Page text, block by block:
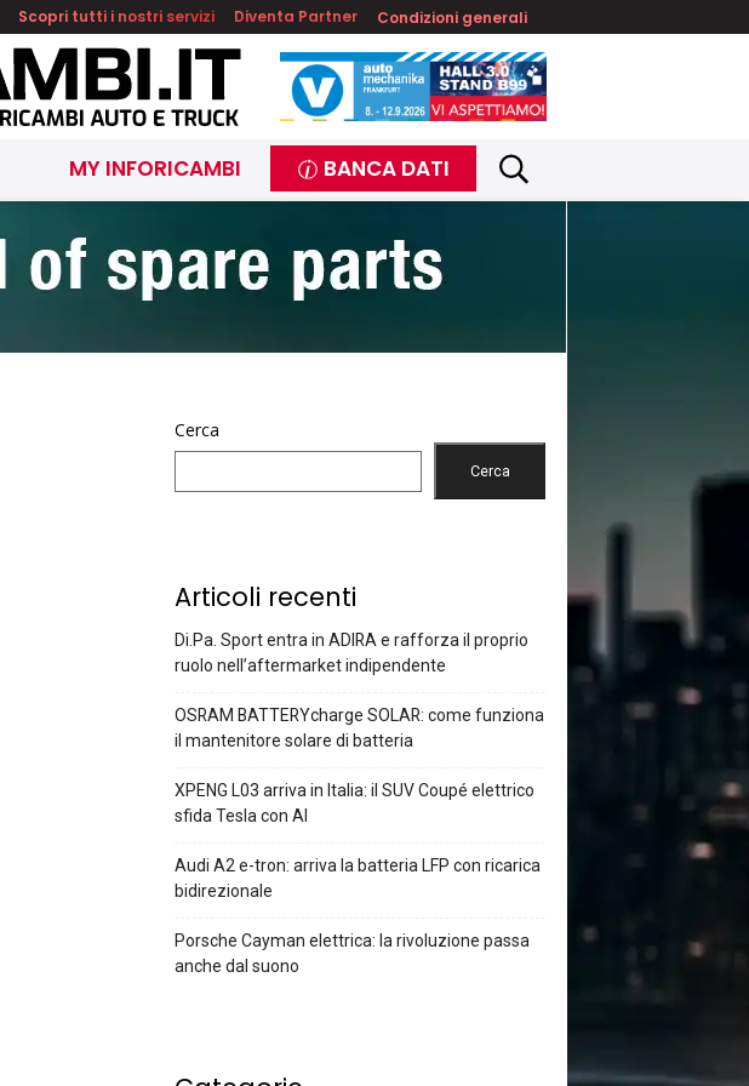
Scopri tutti i nostri servizi Diventa Partner Condizioni generali
MY INFORICAMBI BANCA DATI
Cerca
Cerca
Articoli recenti
Di.Pa. Sport entra in ADIRA e rafforza il proprio
ruolo nell’aftermarket indipendente
OSRAM BATTERYcharge SOLAR: come funziona
il mantenitore solare di batteria
XPENG L03 arriva in Italia: il SUV Coupé elettrico
sfida Tesla con AI
Audi A2 e-tron: arriva la batteria LFP con ricarica
bidirezionale
Porsche Cayman elettrica: la rivoluzione passa
anche dal suono